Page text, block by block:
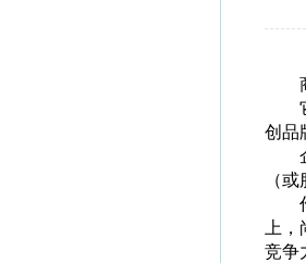
创品
（
上，
竞争